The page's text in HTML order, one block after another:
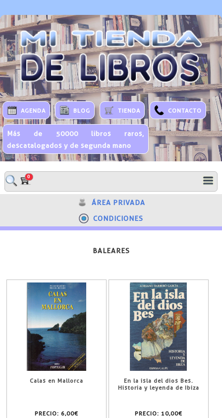
AGENDA BLOG TIENDA CONTACTO
Más de 50000 libros raros,
descatalogados y de segunda mano
0
ÁREA PRIVADA
CONDICIONES
BALEARES
Calas en Mallorca
PRECIO: 6,00€
En la isla del dios Bes.
Historia y leyenda de Ibiza
PRECIO: 10,00€